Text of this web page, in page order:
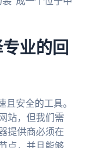
业的回
且安全的工具。
站，但我们需
提供商必须在
点，并且能够